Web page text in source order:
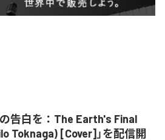
告白を：The Earth's Final
Toknaga) [Cover]」を配信開